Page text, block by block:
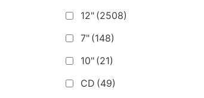
12" (2508)
7" (148)
10" (21)
CD (49)